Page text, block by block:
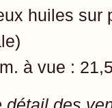
huiles sur
à vue :